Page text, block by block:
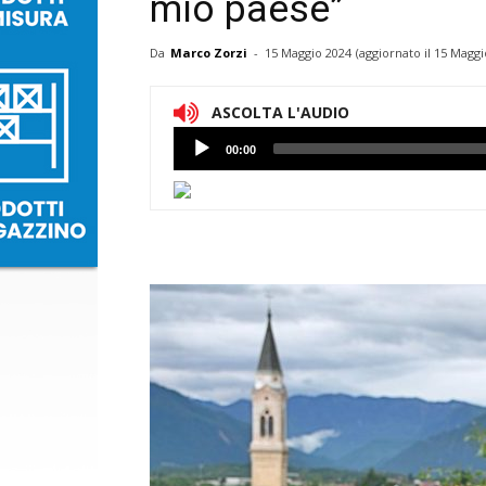
mio paese”
Da Marco Zorzi - 15 Maggio 2024 (aggiornato il 15
ASCOLTA L'AUDIO
Lettore
Audio
00:00